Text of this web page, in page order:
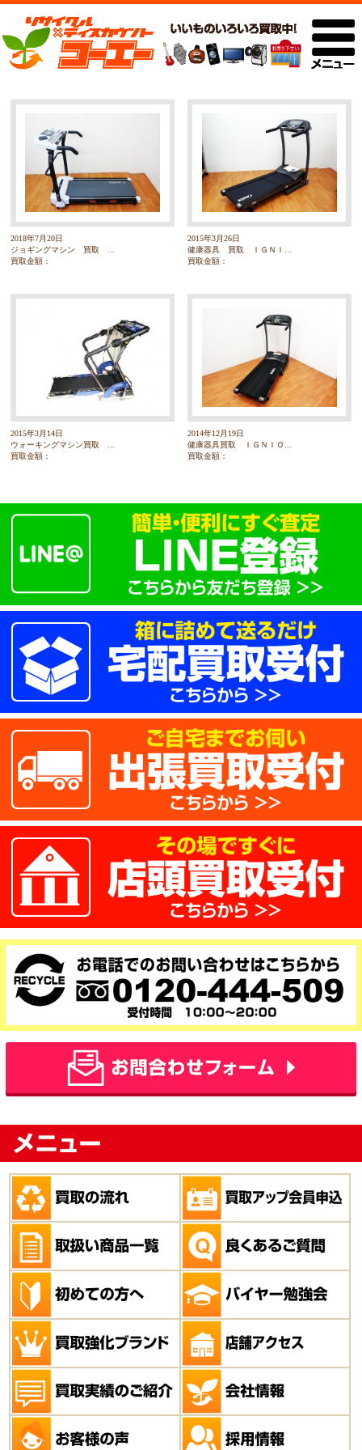
2018年7月20日
ジョギングマシン 買取 ...
買取金額：
2015年3月26日
健康器具 買取 ＩＧＮＩ...
買取金額：
2015年3月14日
ウォーキングマシン買取 ...
買取金額：
2014年12月19日
健康器具買取 ＩＧＮＩＯ...
買取金額：